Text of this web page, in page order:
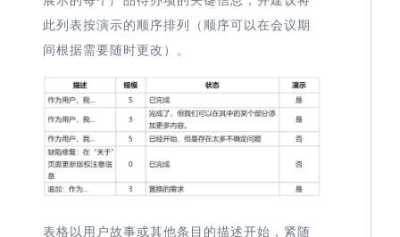
此列表按演示的顺序排列（顺序可以在会议期
间根据需要随时更改）。
表格以用户故事或其他条目的描述开始，紧随